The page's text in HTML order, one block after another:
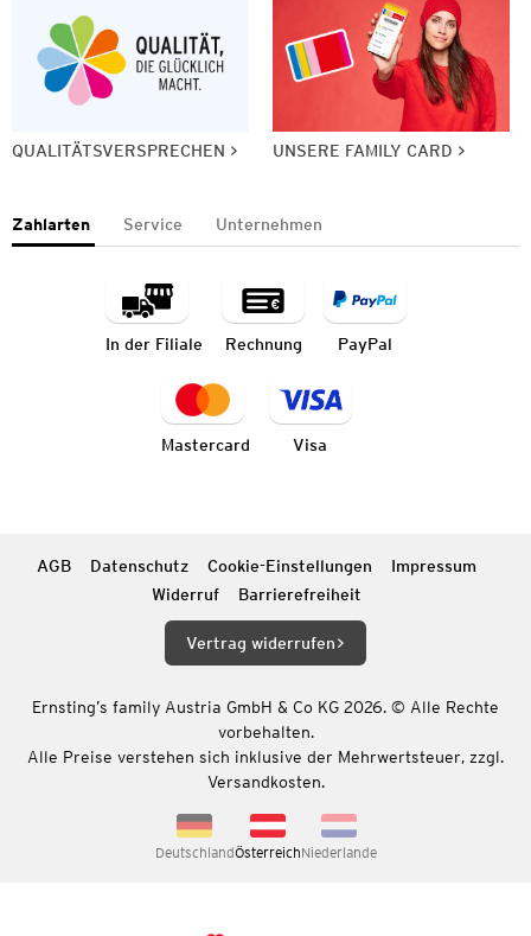
QUALITÄTSVERSPRECHEN UNSERE FAMILY CARD
Zahlarten Service Unternehmen
In der Filiale Rechnung PayPal
Mastercard Visa
AGB Datenschutz Cookie-Einstellungen
Impressum
Widerruf
Barrierefreiheit
Vertrag widerrufen
Ernsting’s family Austria GmbH & Co KG 2026. © Alle Rechte
vorbehalten.
Alle Preise verstehen sich inklusive der Mehrwertsteuer, zzgl.
Versandkosten.
DeutschlandÖsterreichNiederlande